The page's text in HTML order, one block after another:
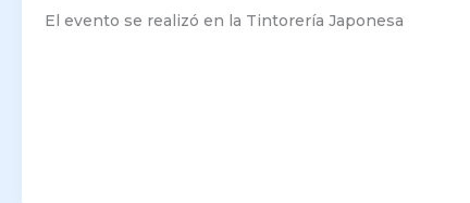
El evento se realizó en la Tintorería Japonesa